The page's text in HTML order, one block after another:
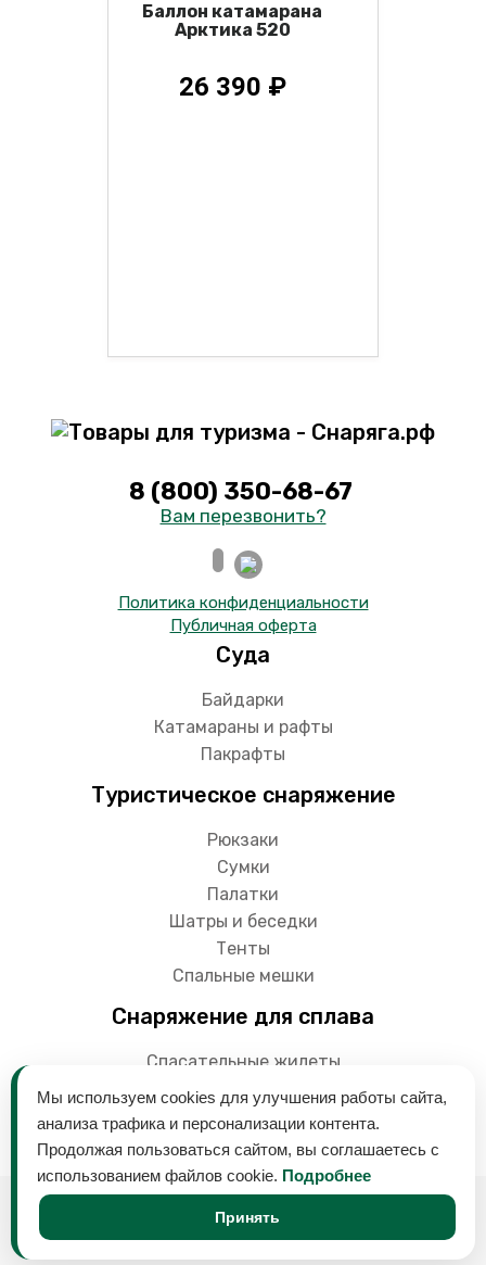
Баллон катамарана
Арктика 520
26 390 ₽
8 (800) 350-68-67
Вам перезвонить?
Политика конфиденциальности
Публичная оферта
Суда
Байдарки
Катамараны и рафты
Пакрафты
Туристическое снаряжение
Рюкзаки
Сумки
Палатки
Шатры и беседки
Тенты
Спальные мешки
Снаряжение для сплава
Спасательные жилеты
Гермоупаковки
активного отдыха на воде. Байдарки, лодки,
туристическое оборудование и многое другое
Мы используем cookies для улучшения работы сайта,
анализа трафика и персонализации контента.
Продолжая пользоваться сайтом, вы соглашаетесь с
использованием файлов cookie. Подробнее
Принять